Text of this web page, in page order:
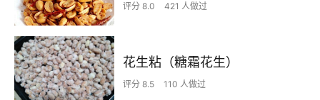
评分 8.0 421 人做过
花生粘（糖霜花生）
评分 8.5 110 人做过